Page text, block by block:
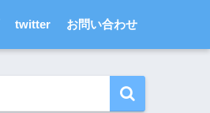
twitter お問い合わせ